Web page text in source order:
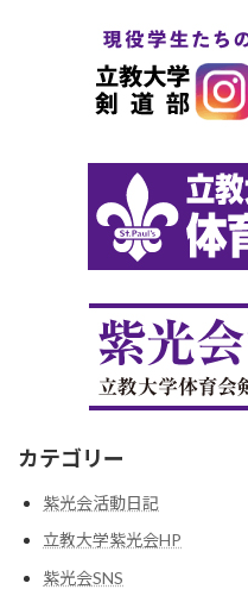
カテゴリー
紫光会活動日記
立教大学紫光会HP
紫光会SNS